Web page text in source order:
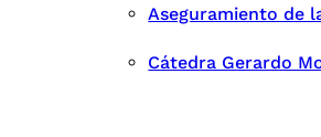
Aseguramiento de
Cátedra Gerardo